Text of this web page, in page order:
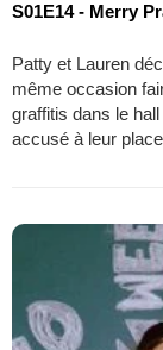
S01E14 - Merry
Patty et Lauren
même occasion
graffitis dans le
accusé à leur